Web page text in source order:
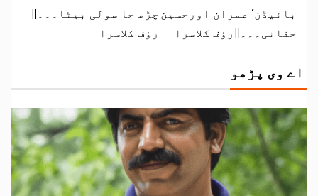
بائیڈن‘ عمران اورحسین
حقانی۔۔۔||رؤف کلاسرا
چڑھ جا سولی بیٹا۔۔۔||
رؤف کلاسرا
اے وی پڑھو